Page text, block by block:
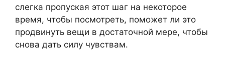
слегка пропуская этот шаг на некоторое
время, чтобы посмотреть, поможет ли это
продвинуть вещи в достаточной мере, чтобы
снова дать силу чувствам.